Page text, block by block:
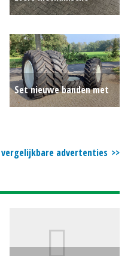
Set nieuwe banden met
advertenties